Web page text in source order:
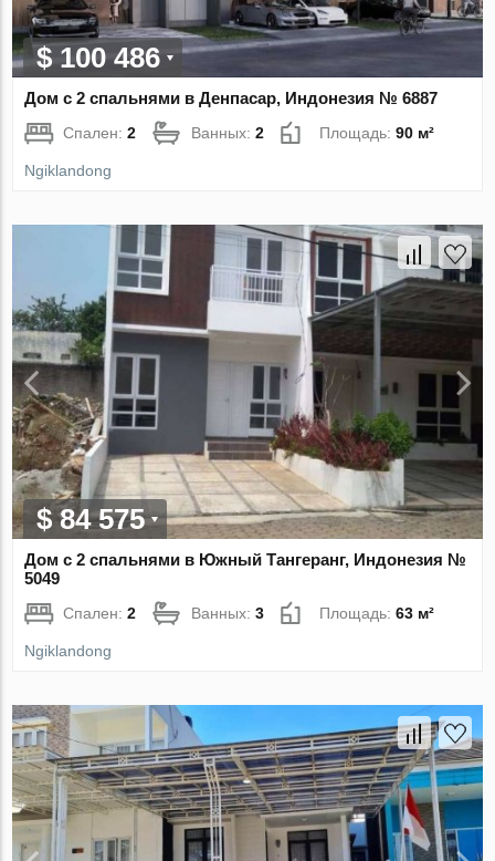
$ 100 486
Дом с 2 спальнями в Денпасар, Индонезия № 6887
Спален:2 Ванных:2 Площадь:90 м²
Ngiklandong
$ 84 575
Дом с 2 спальнями в Южный Тангеранг, Индонезия №
5049
Спален:2 Ванных:3 Площадь:63 м²
Ngiklandong